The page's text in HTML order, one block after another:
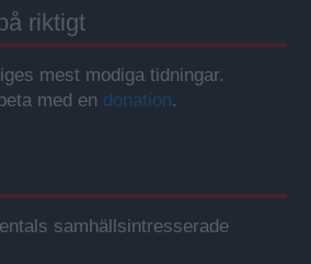
riktigt
mest modiga tidningar.
med en donation.
samhällsintresserade